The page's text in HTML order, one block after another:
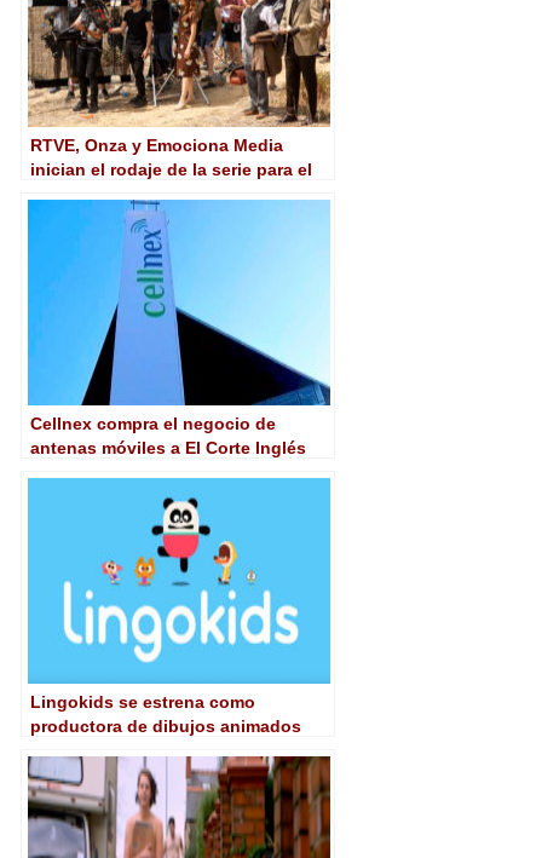
RTVE, Onza y Emociona Media
inician el rodaje de la serie para el
Cellnex compra el negocio de
antenas móviles a El Corte Inglés
Lingokids se estrena como
productora de dibujos animados